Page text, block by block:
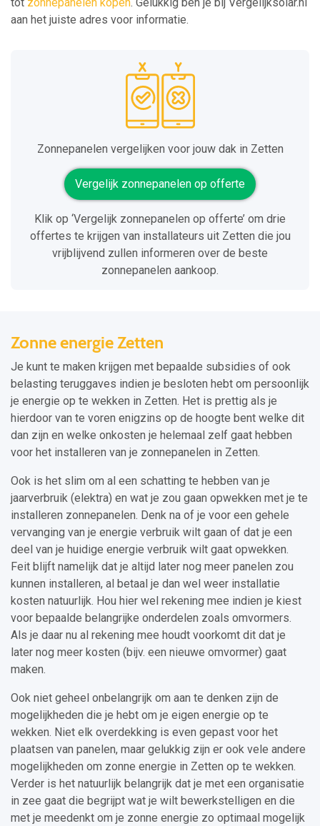
tot zonnepanelen kopen. Gelukkig ben je bij Vergelijksolar.nl
aan het juiste adres voor informatie.
Zonnepanelen vergelijken voor jouw dak in Zetten
Vergelijk zonnepanelen op offerte
Klik op ‘Vergelijk zonnepanelen op offerte’ om drie
offertes te krijgen van installateurs uit Zetten die jou
vrijblijvend zullen informeren over de beste
zonnepanelen aankoop.
Zonne energie Zetten
Je kunt te maken krijgen met bepaalde subsidies of ook
belasting teruggaves indien je besloten hebt om persoonlijk
je energie op te wekken in Zetten. Het is prettig als je
hierdoor van te voren enigzins op de hoogte bent welke dit
dan zijn en welke onkosten je helemaal zelf gaat hebben
voor het installeren van je zonnepanelen in Zetten.
Ook is het slim om al een schatting te hebben van je
jaarverbruik (elektra) en wat je zou gaan opwekken met je te
installeren zonnepanelen. Denk na of je voor een gehele
vervanging van je energie verbruik wilt gaan of dat je een
deel van je huidige energie verbruik wilt gaat opwekken.
Feit blijft namelijk dat je altijd later nog meer panelen zou
kunnen installeren, al betaal je dan wel weer installatie
kosten natuurlijk. Hou hier wel rekening mee indien je kiest
voor bepaalde belangrijke onderdelen zoals omvormers.
Als je daar nu al rekening mee houdt voorkomt dit dat je
later nog meer kosten (bijv. een nieuwe omvormer) gaat
maken.
Ook niet geheel onbelangrijk om aan te denken zijn de
mogelijkheden die je hebt om je eigen energie op te
wekken. Niet elk overdekking is even gepast voor het
plaatsen van panelen, maar gelukkig zijn er ook vele andere
mogelijkheden om zonne energie in Zetten op te wekken.
Verder is het natuurlijk belangrijk dat je met een organisatie
in zee gaat die begrijpt wat je wilt bewerkstelligen en die
met je meedenkt om je zonne energie zo optimaal mogelijk